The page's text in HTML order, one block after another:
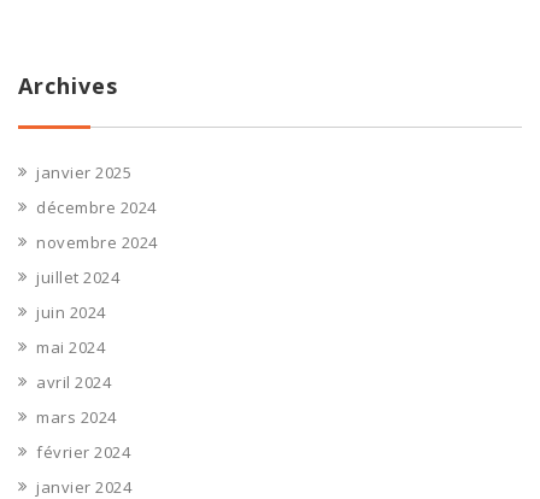
Archives
janvier 2025
décembre 2024
novembre 2024
juillet 2024
juin 2024
mai 2024
avril 2024
mars 2024
février 2024
janvier 2024